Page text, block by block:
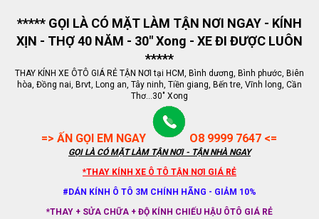
***** GỌI LÀ CÓ MẶT LÀM TẬN NƠI NGAY - KÍNH
XỊN - THỢ 40 NĂM - 30" Xong - XE ĐI ĐƯỢC LUÔN
*****
THAY KÍNH XE ÔTÔ GIÁ RẺ TẬN NƠI tại HCM, Bình dương, Bình phước, Biên
hòa, Đồng nai, Brvt, Long an, Tây ninh, Tiền giang, Bến tre, Vĩnh long, Cần
Thơ...30" Xong
=> ẤN GỌI EM NGAY O8 9999 7647 <=
GỌI LÀ CÓ MẶT LÀM TẬN NƠI - TẬN NHÀ NGAY
*THAY KÍNH XE Ô TÔ TẬN NƠI GIÁ RẺ
#DÁN KÍNH Ô TÔ 3M CHÍNH HÃNG - GIẢM 10%
*THAY + SỬA CHỮA + ĐỘ KÍNH CHIẾU HẬU ÔTÔ GIÁ RẺ